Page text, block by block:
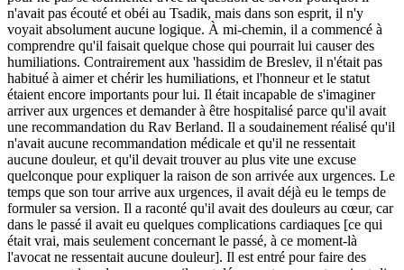
n'avait pas écouté et obéi au Tsadik, mais dans son esprit, il n'y
voyait absolument aucune logique. À mi-chemin, il a commencé à
comprendre qu'il faisait quelque chose qui pourrait lui causer des
humiliations. Contrairement aux 'hassidim de Breslev, il n'était pas
habitué à aimer et chérir les humiliations, et l'honneur et le statut
étaient encore importants pour lui. Il était incapable de s'imaginer
arriver aux urgences et demander à être hospitalisé parce qu'il avait
une recommandation du Rav Berland. Il a soudainement réalisé qu'il
n'avait aucune recommandation médicale et qu'il ne ressentait
aucune douleur, et qu'il devait trouver au plus vite une excuse
quelconque pour expliquer la raison de son arrivée aux urgences. Le
temps que son tour arrive aux urgences, il avait déjà eu le temps de
formuler sa version. Il a raconté qu'il avait des douleurs au cœur, car
dans le passé il avait eu quelques complications cardiaques [ce qui
était vrai, mais seulement concernant le passé, à ce moment-là
l'avocat ne ressentait aucune douleur]. Il est entré pour faire des